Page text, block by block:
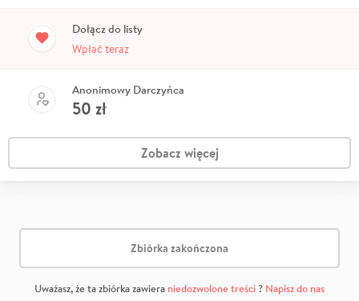
Dołącz do listy
Wpłać teraz
Anonimowy Darczyńca
50 zł
Zobacz więcej
Zbiórka zakończona
Uważasz, że ta zbiórka zawiera niedozwolone treści? Napisz do nas